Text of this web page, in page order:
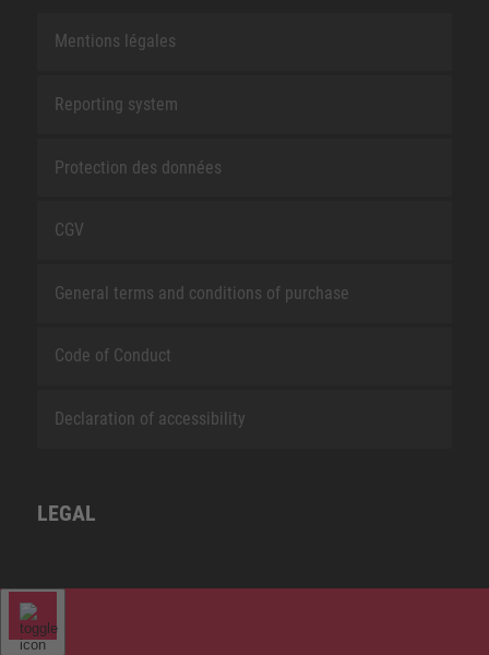
Mentions légales
Reporting system
Protection des données
CGV
General terms and conditions of purchase
Code of Conduct
Declaration of accessibility
LEGAL